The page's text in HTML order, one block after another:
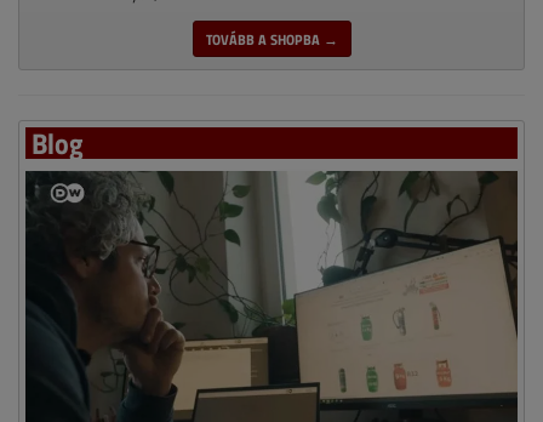
TOVÁBB A SHOPBA →
Blog